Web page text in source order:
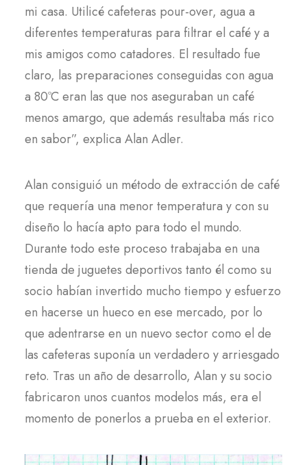
mi casa. Utilicé cafeteras pour-over, agua a
diferentes temperaturas para filtrar el café y a
mis amigos como catadores. El resultado fue
claro, las preparaciones conseguidas con agua
a 80ºC eran las que nos aseguraban un café
menos amargo, que además resultaba más rico
en sabor”, explica Alan Adler.
Alan consiguió un método de extracción de café
que requería una menor temperatura y con su
diseño lo hacía apto para todo el mundo.
Durante todo este proceso trabajaba en una
tienda de juguetes deportivos tanto él como su
socio habían invertido mucho tiempo y esfuerzo
en hacerse un hueco en ese mercado, por lo
que adentrarse en un nuevo sector como el de
las cafeteras suponía un verdadero y arriesgado
reto. Tras un año de desarrollo, Alan y su socio
fabricaron unos cuantos modelos más, era el
momento de ponerlos a prueba en el exterior.